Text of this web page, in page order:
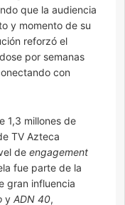
que la audiencia
y momento de su
reforzó el
por semanas
con
1,3 millones de
TV Azteca
de engagement
fue parte de la
gran influencia
y ADN 40,